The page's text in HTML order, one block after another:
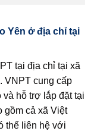
Yên ở địa chỉ tại
tại địa chỉ tại xã
VNPT cung cấp
và hỗ trợ lắp đặt tại
gồm cả xã Việt
thể liên hệ với